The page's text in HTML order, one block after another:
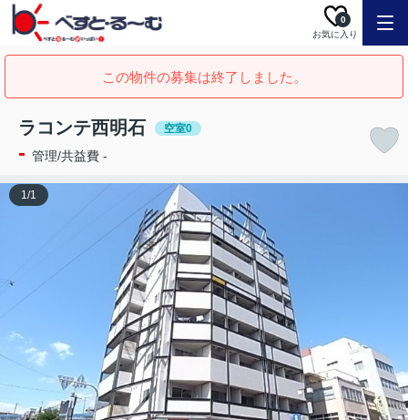
お気に入り
0
この物件の募集は終了しました。
ラコンテ西明石 空室0
- 管理/共益費 -
1/1